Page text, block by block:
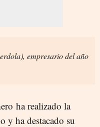
empresario del año
ha realizado la
y ha destacado su